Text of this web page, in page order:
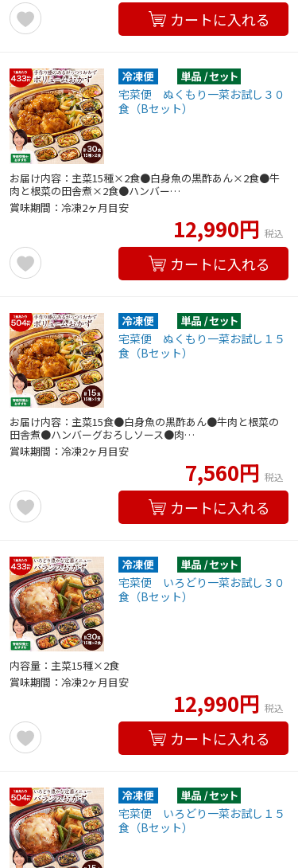
カートに入れる
宅菜便 ぬくもり一菜お試し３０
食（Bセット）
お届け内容：主菜15種×2食●白身魚の黒酢あん×2食●牛
肉と根菜の田舎煮×2食●ハンバー…
賞味期間：冷凍2ヶ月目安
12,990円 税込
カートに入れる
宅菜便 ぬくもり一菜お試し１５
食（Bセット）
お届け内容：主菜15食●白身魚の黒酢あん●牛肉と根菜の
田舎煮●ハンバーグおろしソース●肉…
賞味期間：冷凍2ヶ月目安
7,560円 税込
カートに入れる
宅菜便 いろどり一菜お試し３０
食（Bセット）
内容量：主菜15種×2食
賞味期間：冷凍2ヶ月目安
12,990円 税込
カートに入れる
宅菜便 いろどり一菜お試し１５
食（Bセット）